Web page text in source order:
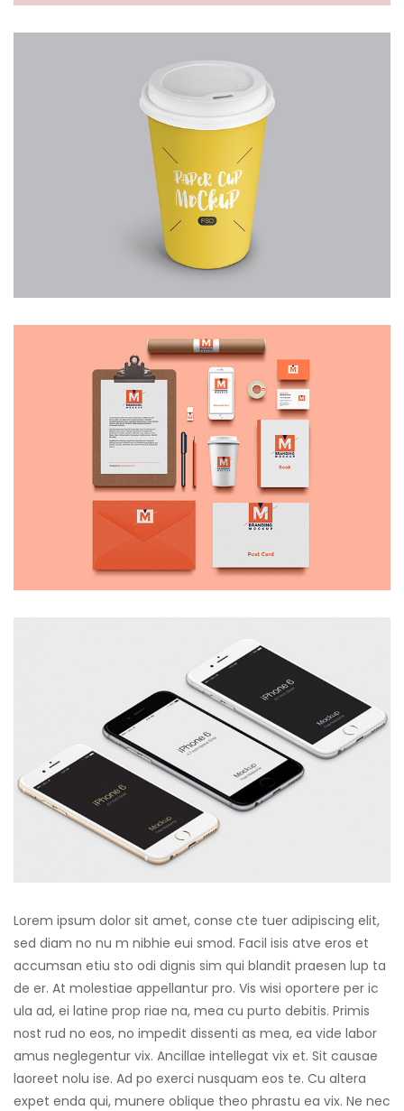
Lorem ipsum dolor sit amet, conse cte tuer adipiscing elit,
sed diam no nu m nibhie eui smod. Facil isis atve eros et
accumsan etiu sto odi dignis sim qui blandit praesen lup ta
de er. At molestiae appellantur pro. Vis wisi oportere per ic
ula ad, ei latine prop riae na, mea cu purto debitis. Primis
nost rud no eos, no impedit dissenti as mea, ea vide labor
amus neglegentur vix. Ancillae intellegat vix et. Sit causae
laoreet nolu ise. Ad po exerci nusquam eos te. Cu altera
expet enda qui, munere oblique theo phrastu ea vix. Ne nec